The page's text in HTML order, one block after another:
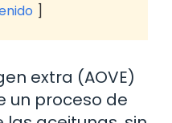
extra (AOVE)
un proceso de